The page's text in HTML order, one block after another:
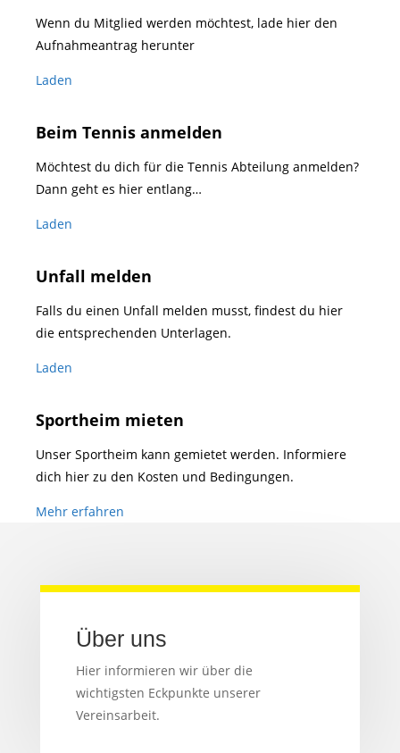
Wenn du Mitglied werden möchtest, lade hier den
Aufnahmeantrag herunter
Laden
Beim Tennis anmelden
Möchtest du dich für die Tennis Abteilung anmelden?
Dann geht es hier entlang…
Laden
Unfall melden
Falls du einen Unfall melden musst, findest du hier
die entsprechenden Unterlagen.
Laden
Sportheim mieten
Unser Sportheim kann gemietet werden. Informiere
dich hier zu den Kosten und Bedingungen.
Mehr erfahren
Über uns
Hier informieren wir über die
wichtigsten Eckpunkte unserer
Vereinsarbeit.